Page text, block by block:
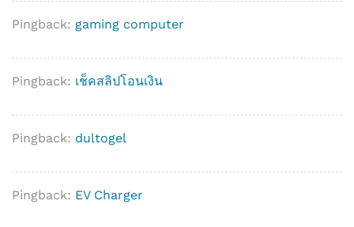
Pingback: gaming computer
Pingback: เช็คสลิปโอนเงิน
Pingback: dultogel
Pingback: EV Charger